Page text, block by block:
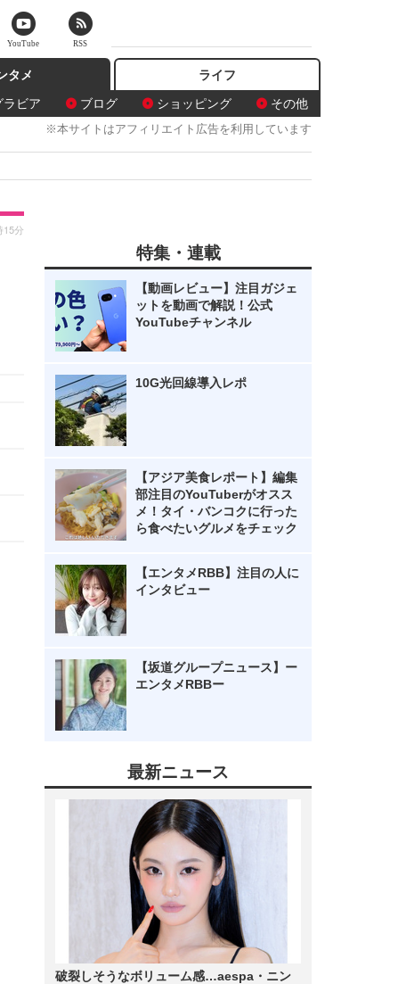
タメ
ラビア ブログ ショッピング その他
ライフ
※本サイトはアフィリエイト広告を利用しています
15分
特集・連載
【動画レビュー】注目ガジェ
ットを動画で解説！公式
YouTubeチャンネル
10G光回線導入レポ
【アジア美食レポート】編集
部注目のYouTuberがオスス
メ！タイ・バンコクに行った
ら食べたいグルメをチェック
【エンタメRBB】注目の人に
インタビュー
【坂道グループニュース】ー
エンタメRBBー
最新ニュース
破裂しそうなボリューム感…aespa・ニン
YouTube RSS